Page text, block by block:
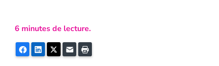
6 minutes de lecture.
FacebookLinkedInTwitterE-mail